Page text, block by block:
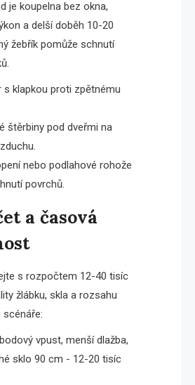
je koupelna bez okna,
a delší doběh 10-20
žebřík pomůže schnutí
s klapkou proti zpětnému
štěrbiny pod dveřmi na
nebo podlahové rohože
povrchů.
a časová
s rozpočtem 12-40 tisíc
žlábku, skla a rozsahu
scénáře:
vpust, menší dlažba,
sklo 90 cm - 12-20 tisíc